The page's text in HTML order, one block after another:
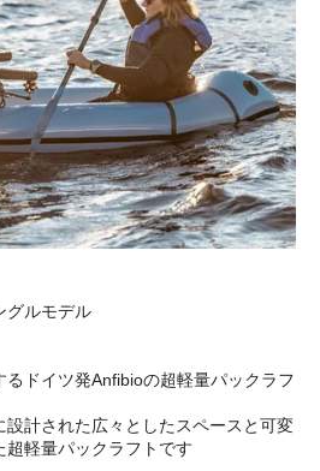
グルモデル
ドイツ発Anfibioの超軽量パックラフ
設計された広々としたスペースと可変
軽量パックラフトです